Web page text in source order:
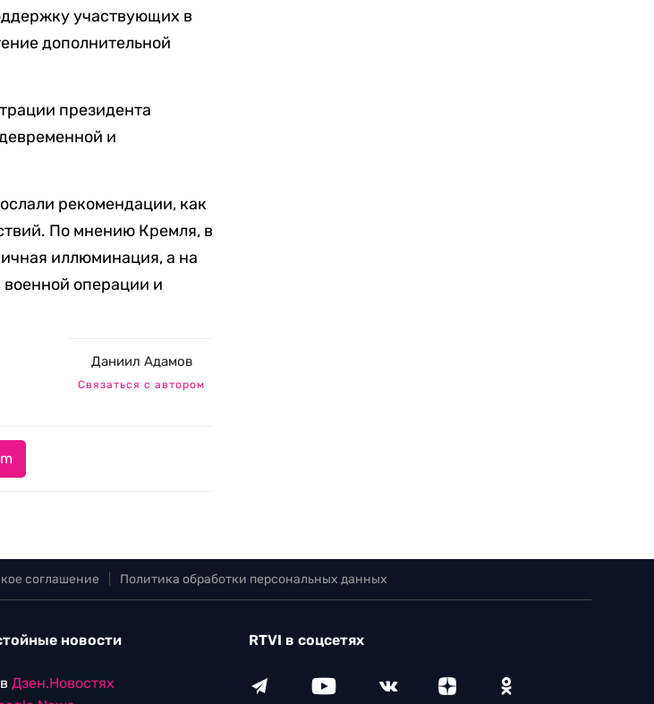
участвующих в
дополнительной
президента
и
рекомендации, как
По мнению Кремля, в
иллюминация, а на
военной операции и
Даниил Адамов
Связаться с автором
соглашение Политика обработки персональных данных
новости
Дзен.Новостях
RTVI в соцсетях